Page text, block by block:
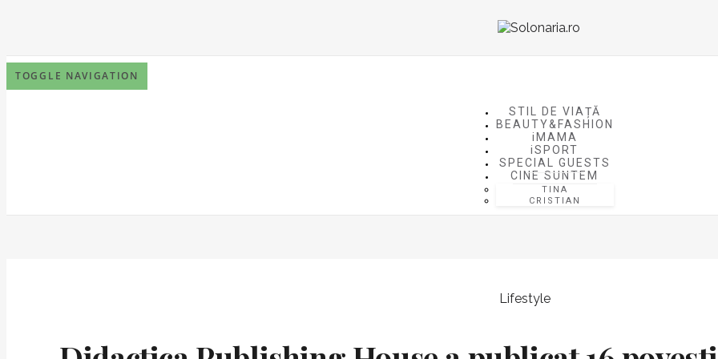
TOGGLE NAVIGATION
STIL DE VIAȚĂ
BEAUTY&FASHION
iMAMA
iSPORT
SPECIAL GUESTS
CINE SUNTEM
TINA
CRISTIAN
Lifestyle